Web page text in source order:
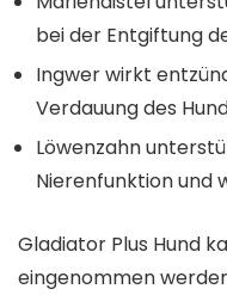
bei der Entgiftung
Ingwer wirkt
Verdauung des
Löwenzahn
Nierenfunktion und
Gladiator Plus Hund
eingenommen